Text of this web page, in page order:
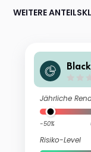
WEITERE
ed
Jährliche
-50%
Risiko-Level